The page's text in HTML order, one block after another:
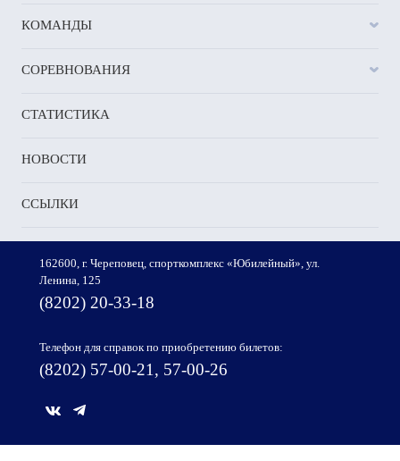
КОМАНДЫ
СОРЕВНОВАНИЯ
СТАТИСТИКА
НОВОСТИ
ССЫЛКИ
162600, г. Череповец, спорткомплекс «Юбилейный», ул.
Ленина, 125
(8202) 20-33-18
Телефон для справок по приобретению билетов:
(8202) 57-00-21, 57-00-26